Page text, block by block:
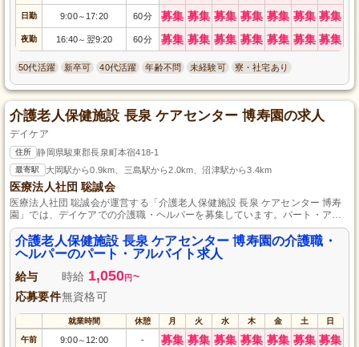
日勤 9:00～ 17:20 60分 募集 募集 募集 募集 募集 募集 募集
夜勤 16:40～ 翌9:20 60分 募集 募集 募集 募集 募集 募集 募集
50代活躍 新卒可 40代活躍 年齢不問 未経験可 寮・社宅あり
介護老人保健施設 長泉 ケアセンター 博寿園の求人
デイケア
住所 静岡県駿東郡長泉町本宿418-1
最寄駅 大岡駅から0.9km、三島駅から2.0km、沼津駅から3.4km
医療法人社団 聡誠会
医療法人社団 聡誠会が運営する「介護老人保健施設 長泉 ケアセンター 博寿
園」では、デイケアでの介護職・ヘルパーを募集しています。パート・アル
バイトとして働ける柔軟な雇用形態で、あなたの経験を活かして利用者様の
日常生活のサポートをしてみませんか？資格や経験は問いませんので、未経
験の方でも安心してご応募いただけます。心温まる介護を一緒に提供しまし
ょう。ぜひ、私たちと一緒に働きませんか？
介護老人保健施設 長泉 ケアセンター 博寿園の介護職・
ヘルパーのパート・アルバイト求人
給与 時給 1,050円 ~
応募要件無資格可
就業時間 休憩 月 火 水 木 金 土 日
午前 9:00～ 12:00 - 募集 募集 募集 募集 募集 募集 募集